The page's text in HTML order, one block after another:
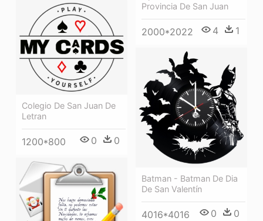
Provincia De San Juan
2000*2022 4 1
Colegio De San Juan De
Letran
1200*800 0 0
Batman - Batman De Dia
De San Valentín
4016*4016 0 0